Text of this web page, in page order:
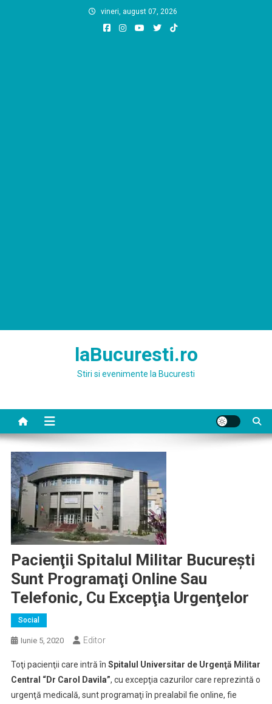
vineri, august 07, 2026
laBucuresti.ro
Stiri si evenimente la Bucuresti
Pacienţii Spitalul Militar București
Sunt Programaţi Online Sau
Telefonic, Cu Excepţia Urgenţelor
Social
Iunie 5, 2020 Editor
Toţi pacienţii care intră în Spitalul Universitar de Urgenţă Militar
Central “Dr Carol Davila”, cu excepţia cazurilor care reprezintă o
urgenţă medicală, sunt programaţi în prealabil fie online, fie